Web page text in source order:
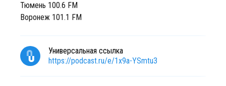
Тюмень 100.6 FM
Воронеж 101.1 FM
Универсальная ссылка
https://podcast.ru/e/1x9a-YSmtu3